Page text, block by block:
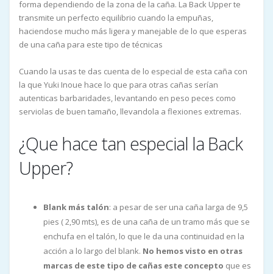
forma dependiendo de la zona de la caña. La Back Upper te
transmite un perfecto equilibrio cuando la empuñas,
haciendose mucho más ligera y manejable de lo que esperas
de una caña para este tipo de técnicas
Cuando la usas te das cuenta de lo especial de esta caña con
la que Yuki Inoue hace lo que para otras cañas serían
autenticas barbaridades, levantando en peso peces como
serviolas de buen tamaño, llevandola a flexiones extremas.
¿Que hace tan especial la Back
Upper?
Blank más talón: a pesar de ser una caña larga de 9,5
pies ( 2,90 mts), es de una caña de un tramo más que se
enchufa en el talón, lo que le da una continuidad en la
acción a lo largo del blank. No hemos visto en otras
marcas de este tipo de cañas este concepto que es